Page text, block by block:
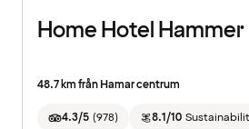
Home Hotel Hammer
48.7 km från Hamar centrum
4.3/5 (978) 8.1/10